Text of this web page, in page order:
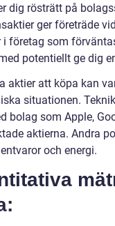
dig rösträtt på
ger företräde
i företag som
potentiellt ge dig
aktier att köpa kan
situationen.
bolag som Apple,
aktierna. Andra
och energi.